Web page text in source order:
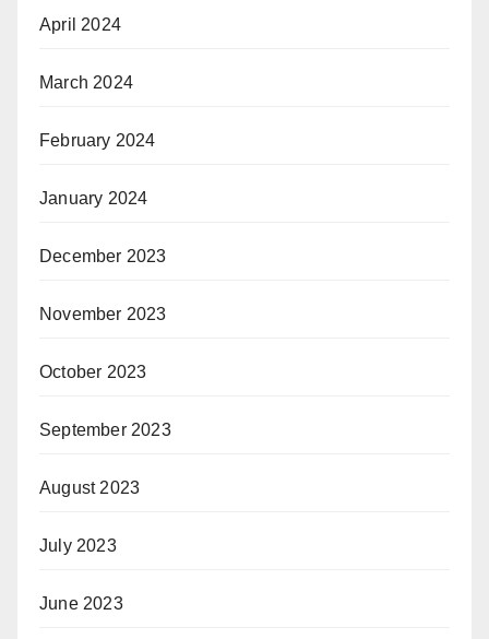
April 2024
March 2024
February 2024
January 2024
December 2023
November 2023
October 2023
September 2023
August 2023
July 2023
June 2023